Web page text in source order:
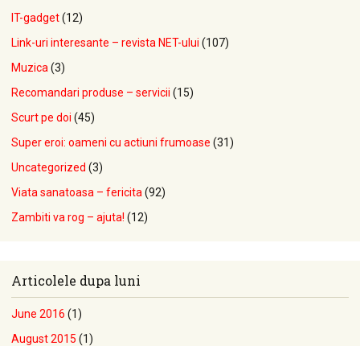
IT-gadget(12)
Link-uri interesante – revista NET-ului (107)
Muzica (3)
Recomandari produse – servicii (15)
Scurt pe doi (45)
Super eroi: oameni cu actiuni frumoase (31)
Uncategorized (3)
Viata sanatoasa – fericita (92)
Zambiti va rog – ajuta! (12)
Articolele dupa luni
June 2016 (1)
August 2015 (1)